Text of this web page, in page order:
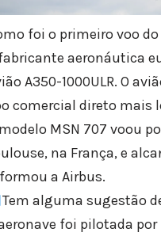
foi o primeiro voo
aeronáutica
A350-1000ULR. O
comercial direto mais
MSN 707 voou
na França, e
a Airbus.
Tem alguma sugestão
foi pilotada